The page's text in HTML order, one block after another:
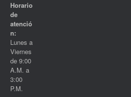
Horario
de
atenció
n:
Lunes a
Viernes
de 9:00
A.M. a
3:00
P.M.